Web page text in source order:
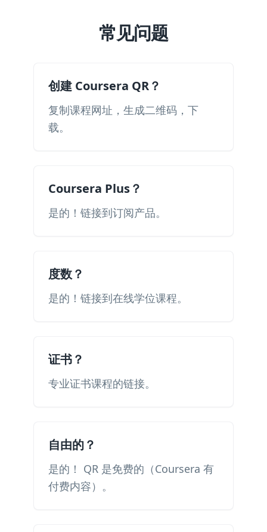
常见问题
创建 Coursera QR？
复制课程网址，生成二维码，下
载。
Coursera Plus？
是的！链接到订阅产品。
度数？
是的！链接到在线学位课程。
证书？
专业证书课程的链接。
自由的？
是的！ QR 是免费的（Coursera 有
付费内容）。